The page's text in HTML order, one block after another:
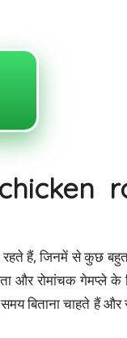
हैं, जिनमें से कुछ
और रोमांचक गेमप्ले के
बिताना चाहते हैं और